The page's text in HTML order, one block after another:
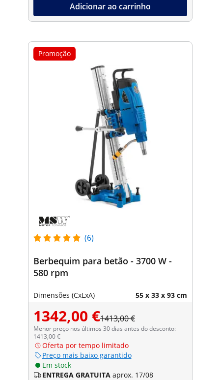
Adicionar ao carrinho
Promoção
(6)
Berbequim para betão - 3700 W -
580 rpm
Dimensões (CxLxA) 55 x 33 x 93 cm
1342,00 €1413,00 €
Menor preço nos últimos 30 dias antes do desconto:
1413,00 €
Oferta por tempo limitado
Preço mais baixo garantido
Em stock
ENTREGA GRATUITA aprox. 17/08